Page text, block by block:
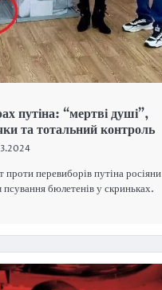
путіна: “мертві душі”,
та тотальний контроль
проти перевиборів путіна росіяни
бюлетенів у скриньках.